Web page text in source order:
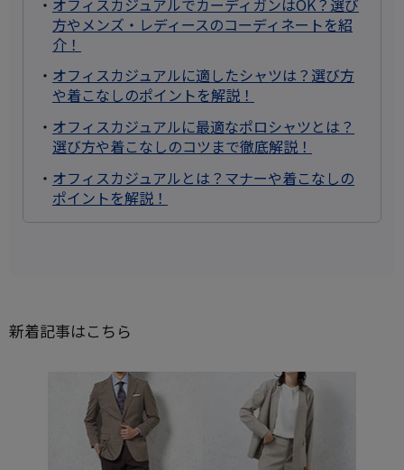
方やメンズ・レディースのコーディネートを紹
介！
・ オフィスカジュアルに適したシャツは？選び方
や着こなしのポイントを解説！
・ オフィスカジュアルに最適なポロシャツとは？
選び方や着こなしのコツまで徹底解説！
・ オフィスカジュアルとは？マナーや着こなしの
ポイントを解説！
新着記事はこちら